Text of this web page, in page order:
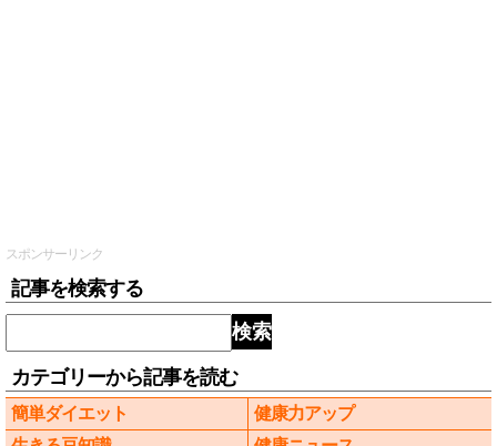
スポンサーリンク
記事を検索する
検索
カテゴリーから記事を読む
簡単ダイエット
健康力アップ